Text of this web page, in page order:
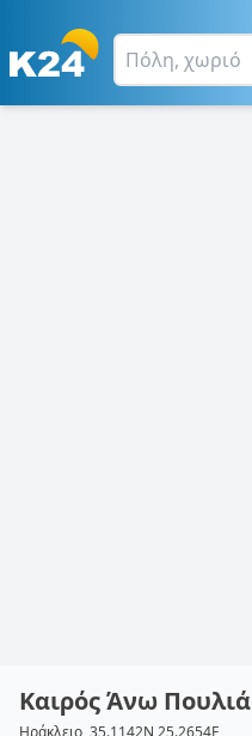
Καιρός Άνω Πουλιά
Ηράκλειο, 35.1142N 25.2654E